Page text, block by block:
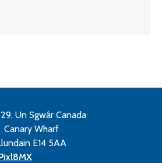
Un Sgwâr Canada
Canary Wharf
E14 5AA